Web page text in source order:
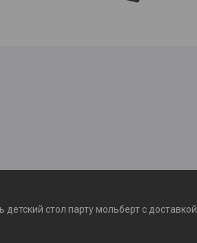
детский стол парту мольберт с